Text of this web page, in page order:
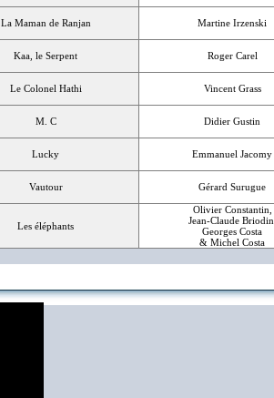
La Maman de Ranjan Martine Irzenski
Kaa, le Serpent Roger Carel
Le Colonel Hathi Vincent Grass
M. C Didier Gustin
Lucky Emmanuel Jacomy
Vautour Gérard Surugue
Les éléphants
Olivier Constantin,
Jean-Claude Briodin,
Georges Costa
& Michel Costa